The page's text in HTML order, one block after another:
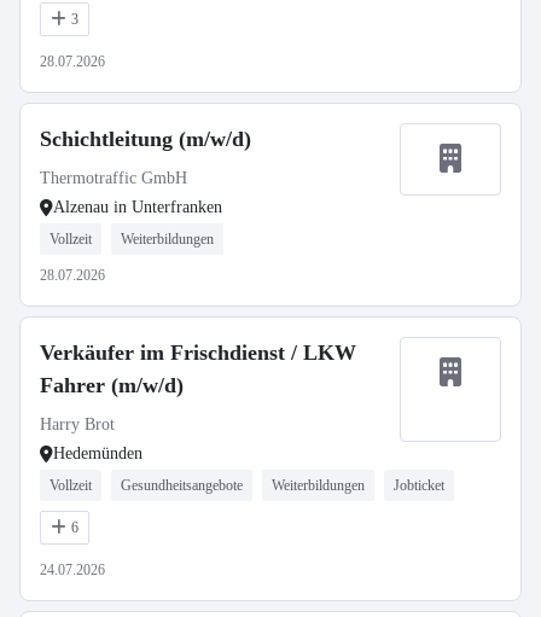
3
28.07.2026
Schichtleitung (m/w/d)
Thermotraffic GmbH
Alzenau in Unterfranken
Vollzeit Weiterbildungen
28.07.2026
Verkäufer im Frischdienst / LKW
Fahrer (m/w/d)
Harry Brot
Hedemünden
Vollzeit Gesundheitsangebote Weiterbildungen Jobticket
6
24.07.2026